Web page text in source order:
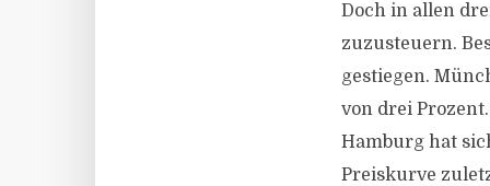
Doch in allen
zuzusteuern.
gestiegen.
von drei
Hamburg hat
Preiskurve